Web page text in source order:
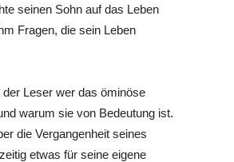
seinen Sohn auf das Leben
Fragen, die sein Leben
Leser wer das öminöse
warum sie von Bedeutung ist.
die Vergangenheit seines
etwas für seine eigene